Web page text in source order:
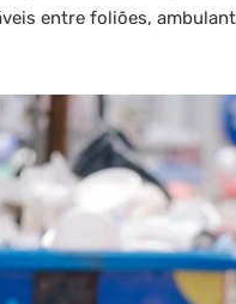
entre foliões,